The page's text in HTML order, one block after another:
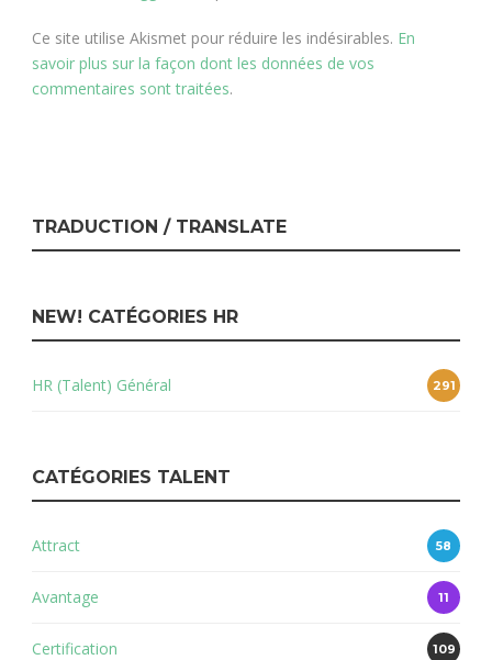
Ce site utilise Akismet pour réduire les indésirables. En
savoir plus sur la façon dont les données de vos
commentaires sont traitées.
TRADUCTION / TRANSLATE
NEW! CATÉGORIES HR
HR (Talent) Général 291
CATÉGORIES TALENT
Attract 58
Avantage 11
Certification 109